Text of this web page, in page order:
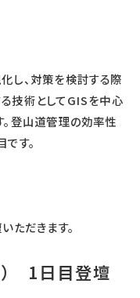
し、対策を検討する際
技術としてGISを中心
登山道管理の効率性
す。
ただきます。
1日目登壇